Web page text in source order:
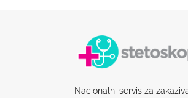
Nacionalni servis za